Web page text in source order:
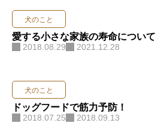
犬のこと
愛する小さな家族の寿命について
2018.08.29 2021.12.28
犬のこと
ドッグフードで筋力予防！
2018.07.25 2018.09.13